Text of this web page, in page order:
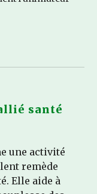
santé
une activité
remède
Elle aide à